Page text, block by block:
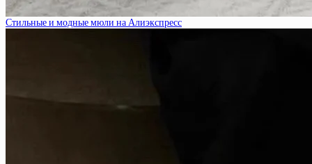
Стильные и модные мюли на Алиэкспресс